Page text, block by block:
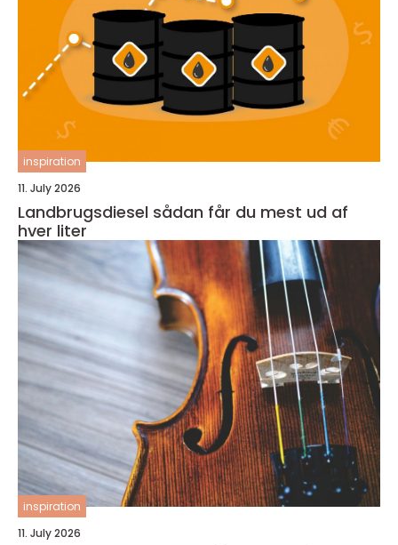
inspiration
11. July 2026
Landbrugsdiesel sådan får du mest ud af
hver liter
inspiration
11. July 2026